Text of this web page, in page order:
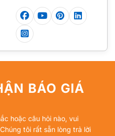
BÁO GIÁ
hoặc câu hỏi nào, vui
tôi rất sẵn lòng trả lời